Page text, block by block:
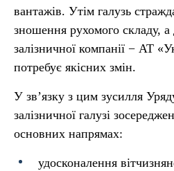
вантажів. Утім галузь
зношення рухомого складу, а
залізничної компанії − АТ
потребує якісних змін.
У зв’язку з цим зусилля
залізничної галузі
основних напрямах:
удосконалення